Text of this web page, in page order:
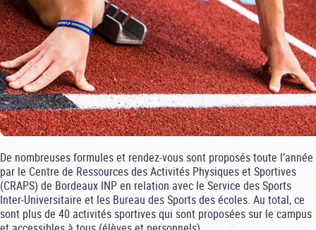
De nombreuses formules et rendez-vous sont proposés toute l’année
par le Centre de Ressources des Activités Physiques et Sportives
(CRAPS) de Bordeaux INP en relation avec le Service des Sports
Inter-Universitaire et les Bureau des Sports des écoles. Au total, ce
sont plus de 40 activités sportives qui sont proposées sur le campus